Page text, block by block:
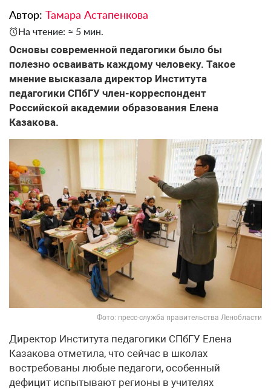
Автор: Тамара Астапенкова
На чтение: ≈ 5 мин.
Основы современной педагогики было бы
полезно осваивать каждому человеку. Такое
мнение высказала директор Института
педагогики СПбГУ член-корреспондент
Российской академии образования Елена
Казакова.
Фото: пресс-служба правительства Ленобласти
Директор Института педагогики СПбГУ Елена
Казакова отметила, что сейчас в школах
востребованы любые педагоги, особенный
дефицит испытывают регионы в учителях